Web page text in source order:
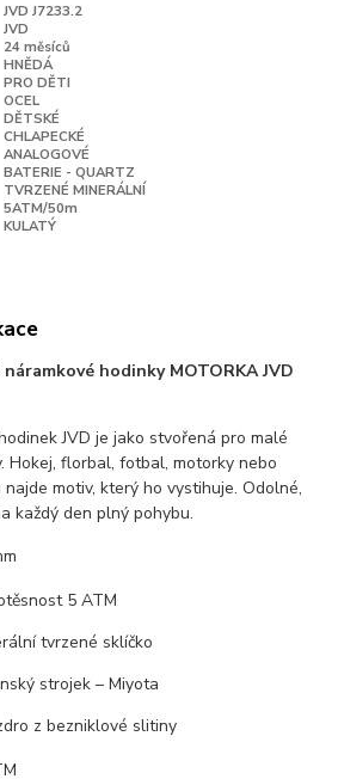
JVD J7233.2
JVD
24 měsíců
HNĚDÁ
PRO DĚTI
OCEL
DĚTSKÉ
CHLAPECKÉ
ANALOGOVÉ
BATERIE - QUARTZ
TVRZENÉ MINERÁLNÍ
5ATM/50m
KULATÝ
hodinky MOTORKA JVD
JVD je jako stvořená pro malé
Hokej, florbal, fotbal, motorky nebo
motiv, který ho vystihuje. Odolné,
každý den plný pohybu.
5 ATM
tvrzené sklíčko
strojek – Miyota
z bezniklové slitiny